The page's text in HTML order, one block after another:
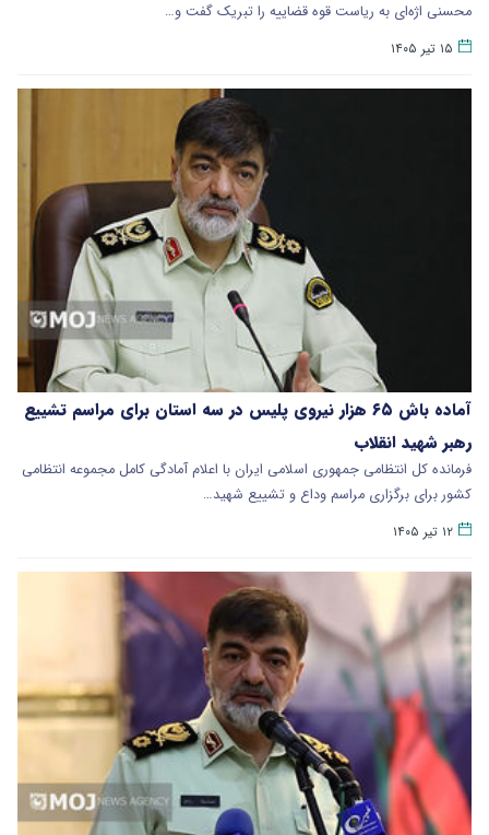
محسنی اژه‌ای به ریاست قوه قضاییه را تبریک گفت و…
۱۵ تیر ۱۴۰۵
آماده باش ۶۵ هزار نیروی پلیس در سه استان برای مراسم تشییع
رهبر شهید انقلاب
فرمانده کل انتظامی جمهوری اسلامی ایران با اعلام آمادگی کامل مجموعه انتظامی
کشور برای برگزاری مراسم وداع و تشییع شهید…
۱۲ تیر ۱۴۰۵